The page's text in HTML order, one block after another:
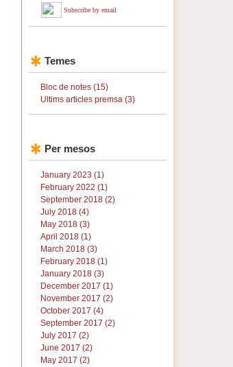
Subscribe by email
Temes
Bloc de notes (15)
Ultims articles premsa (3)
Per mesos
January 2023 (1)
February 2022 (1)
September 2018 (2)
July 2018 (4)
May 2018 (3)
April 2018 (1)
March 2018 (3)
February 2018 (1)
January 2018 (3)
December 2017 (1)
November 2017 (2)
October 2017 (4)
September 2017 (2)
July 2017 (2)
June 2017 (2)
May 2017 (2)